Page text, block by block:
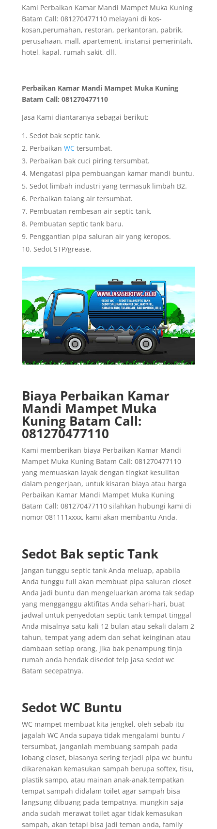
Kami Perbaikan Kamar Mandi Mampet Muka Kuning
Batam Call: 081270477110 melayani di kos-
kosan,perumahan, restoran, perkantoran, pabrik,
perusahaan, mall, apartement, instansi pemerintah,
hotel, kapal, rumah sakit, dll.
Perbaikan Kamar Mandi Mampet Muka Kuning
Batam Call: 081270477110
Jasa Kami diantaranya sebagai berikut:
Sedot bak septic tank.
Perbaikan WCtersumbat.
Perbaikan bak cuci piring tersumbat.
Mengatasi pipa pembuangan kamar mandi buntu.
Sedot limbah industri yang termasuk limbah B2.
Perbaikan talang air tersumbat.
Pembuatan rembesan air septic tank.
Pembuatan septic tank baru.
Penggantian pipa saluran air yang keropos.
Sedot STP/grease.
Biaya Perbaikan Kamar
Mandi Mampet Muka
Kuning Batam Call:
081270477110
Kami memberikan biaya Perbaikan Kamar Mandi
Mampet Muka Kuning Batam Call: 081270477110
yang memuaskan layak dengan tingkat kesulitan
dalam pengerjaan, untuk kisaran biaya atau harga
Perbaikan Kamar Mandi Mampet Muka Kuning
Batam Call: 081270477110 silahkan hubungi kami di
nomor 081111xxxx, kami akan membantu Anda.
Sedot Bak septic Tank
Jangan tunggu septic tank Anda meluap, apabila
Anda tunggu full akan membuat pipa saluran closet
Anda jadi buntu dan mengeluarkan aroma tak sedap
yang mengganggu aktifitas Anda sehari-hari, buat
jadwal untuk penyedotan septic tank tempat tinggal
Anda misalnya satu kali 12 bulan atau sekali dalam 2
tahun, tempat yang adem dan sehat keinginan atau
dambaan setiap orang, jika bak penampung tinja
rumah anda hendak disedot telp jasa sedot wc
Batam secepatnya.
Sedot WC Buntu
WC mampet membuat kita jengkel, oleh sebab itu
jagalah WC Anda supaya tidak mengalami buntu /
tersumbat, janganlah membuang sampah pada
lobang closet, biasanya sering terjadi pipa wc buntu
dikarenakan kemasukan sampah berupa softex, tisu,
plastik sampo, atau mainan anak-anak,tempatkan
tempat sampah didalam toilet agar sampah bisa
langsung dibuang pada tempatnya, mungkin saja
anda sudah merawat toilet agar tidak kemasukan
sampah, akan tetapi bisa jadi teman anda, family